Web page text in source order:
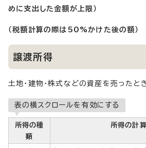
めに支出した金額が上限）
（税額計算の際は50%かけた後の額）
譲渡所得
土地・建物・株式などの資産を売ったと
表の横スクロールを有効にする
所得の種
類
所得の計